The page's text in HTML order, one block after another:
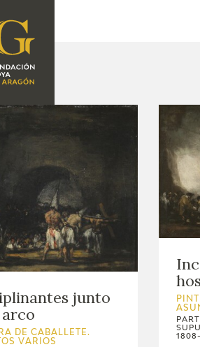
Y
ACTIVIDADES
junto
DE CABALLETE.
VARIOS